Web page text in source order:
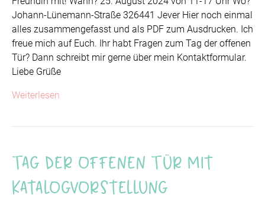
Johann-Lünemann-Straße 326441 Jever Hier noch einmal
alles zusammengefasst und als PDF zum Ausdrucken. Ich
freue mich auf Euch. Ihr habt Fragen zum Tag der offenen
Tür? Dann schreibt mir gerne über mein Kontaktformular.
Liebe Grüße
Weiterlesen
Tag der offenen Tür mit
Katalogvorstellung